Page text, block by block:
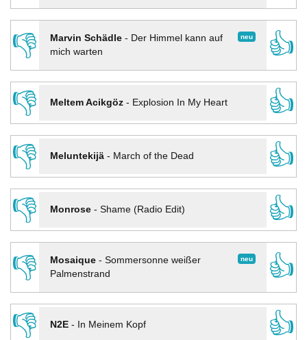
👎 neu
Marvin Schädle- Der Himmel kann auf
mich warten
👍
👎
Meltem Acikgöz- Explosion In My Heart
👍
👎
Meluntekijä- March of the Dead
👍
👎
Monrose- Shame (Radio Edit)
👍
👎
neu
Mosaique- Sommersonne weißer
Palmenstrand
👍
👎
N2E- In Meinem Kopf
👍